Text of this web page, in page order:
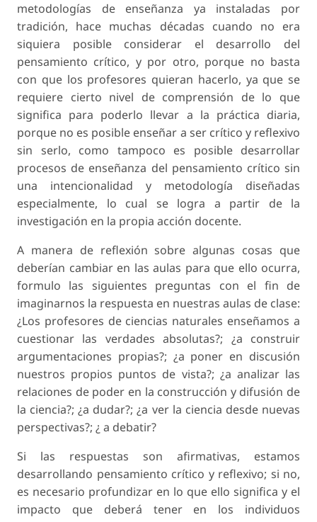
metodologías de enseñanza ya instaladas por
tradición, hace muchas décadas cuando no era
siquiera posible considerar el desarrollo del
pensamiento crítico, y por otro, porque no basta
con que los profesores quieran hacerlo, ya que se
requiere cierto nivel de comprensión de lo que
significa para poderlo llevar a la práctica diaria,
porque no es posible enseñar a ser crítico y reflexivo
sin serlo, como tampoco es posible desarrollar
procesos de enseñanza del pensamiento crítico sin
una intencionalidad y metodología diseñadas
especialmente, lo cual se logra a partir de la
investigación en la propia acción docente.
A manera de reflexión sobre algunas cosas que
deberían cambiar en las aulas para que ello ocurra,
formulo las siguientes preguntas con el fin de
imaginarnos la respuesta en nuestras aulas de clase:
¿Los profesores de ciencias naturales enseñamos a
cuestionar las verdades absolutas?; ¿a construir
argumentaciones propias?; ¿a poner en discusión
nuestros propios puntos de vista?; ¿a analizar las
relaciones de poder en la construcción y difusión de
la ciencia?; ¿a dudar?; ¿a ver la ciencia desde nuevas
perspectivas?; ¿ a debatir?
Si las respuestas son afirmativas, estamos
desarrollando pensamiento crítico y reflexivo; si no,
es necesario profundizar en lo que ello significa y el
impacto que deberá tener en los individuos